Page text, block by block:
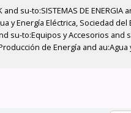
su-to:SISTEMAS DE ENERGIA
Energía Eléctrica, Sociedad del
su-to:Equipos y Accesorios and
de Energía and au:Agua